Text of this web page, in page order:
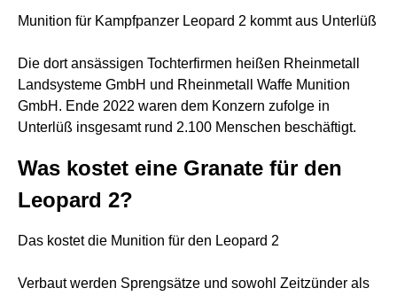
Munition für Kampfpanzer Leopard 2 kommt aus Unterlüß
Die dort ansässigen Tochterfirmen heißen Rheinmetall
Landsysteme GmbH und Rheinmetall Waffe Munition
GmbH. Ende 2022 waren dem Konzern zufolge in
Unterlüß insgesamt rund 2.100 Menschen beschäftigt.
Was kostet eine Granate für den
Leopard 2?
Das kostet die Munition für den Leopard 2
Verbaut werden Sprengsätze und sowohl Zeitzünder als